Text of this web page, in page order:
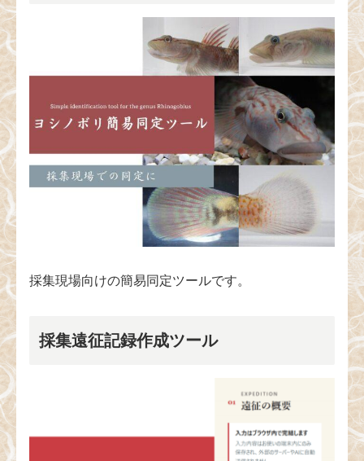
採集現場向けの簡易同定ツールです。
採集遠征記録作成ツール